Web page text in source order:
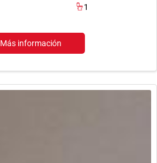
1
Más información